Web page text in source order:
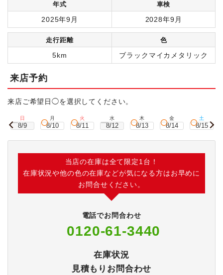
年式 車検
2025年9月 2028年9月
走行距離 色
5km ブラックマイカメタリック
来店予約
来店ご希望日◯を選択してください。
日
8/9
月
8/10
火
8/11
水
8/12
木
8/13
金
8/14
土
8/15
当店の在庫は全て限定1台！
在庫状況や他の色の在庫などが気になる方はお早めに
お問合せください。
電話でお問合わせ
0120-61-3440
在庫状況
見積もりお問合わせ